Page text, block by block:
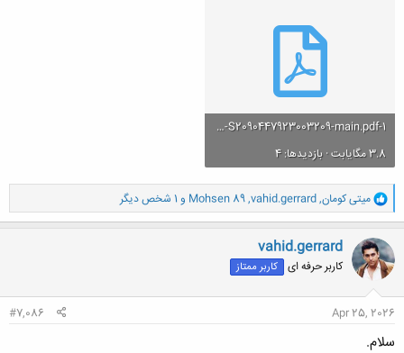
1-s2.0-S2090447923003209-main.pdf
3.8 مگایابت · بازدیدها: 4
و
ا
ک
ن
ش
ه
ا
میتی کومان,
vahid.gerrard
,
Mohsen 89 و 1 شخص دیگر
vahid.gerrard
کاربر حرفه ای کاربر ممتاز
Apr 25, 2026
#7,086
سلام.